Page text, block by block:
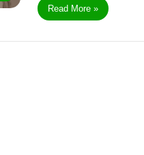
Read More »